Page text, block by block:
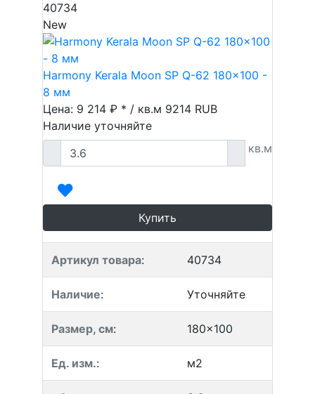
40734
New
Harmony Kerala Moon SP Q-62 180x100 -
8 мм
Цена: 9 214 ₽ * / кв.м 9214 RUB
Наличие уточняйте
кв.м
Купить
Артикул товара: 40734
Наличие: Уточняйте
Размер, см: 180x100
Ед. изм.: м2